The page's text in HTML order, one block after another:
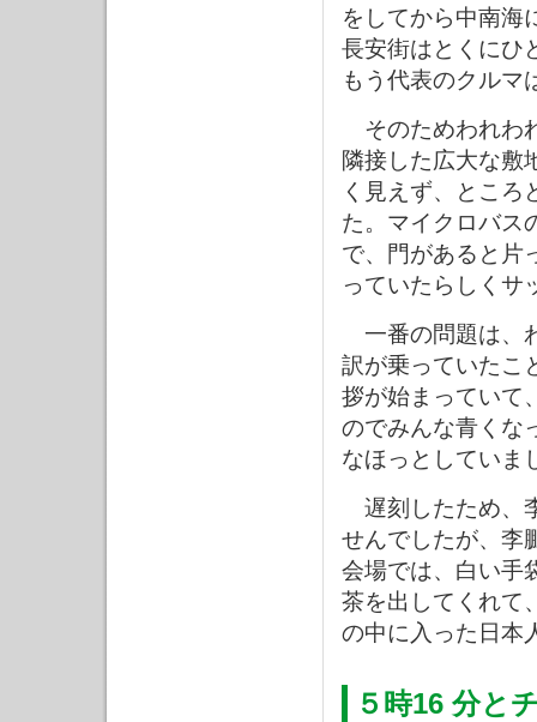
をしてから中南海
長安街はとくにひ
もう代表のクルマ
そのためわれわ
隣接した広大な敷
く見えず、ところ
た。マイクロバス
で、門があると片
っていたらしくサ
一番の問題は、
訳が乗っていたこ
拶が始まっていて
のでみんな青くな
なほっとしていま
遅刻したため、
せんでしたが、李
会場では、白い手
茶を出してくれて
の中に入った日本
５時16 分と